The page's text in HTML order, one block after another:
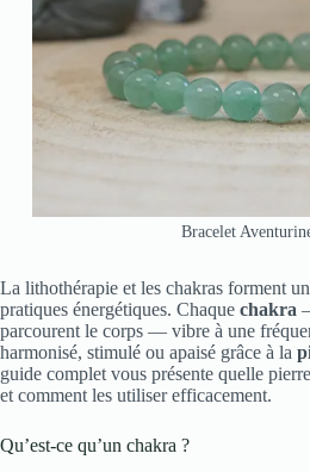
Bracelet
La lithothérapie et les chakras forment
pratiques énergétiques. Chaque chakra
parcourent le corps — vibre à une
harmonisé, stimulé ou apaisé grâce à la
guide complet vous présente quelle
et comment les utiliser efficacement.
Qu’est-ce qu’un chakra ?